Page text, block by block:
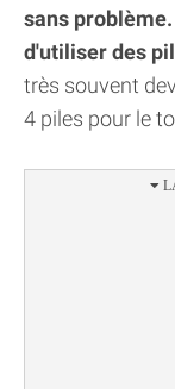
sans
d'utiliser des
très souvent
4 piles pour le